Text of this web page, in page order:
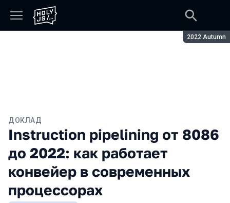
Сезон:
2022 Autumn
ДОКЛАД
Instruction pipelining от 8086
до 2022: как работает
конвейер в современных
процессорах